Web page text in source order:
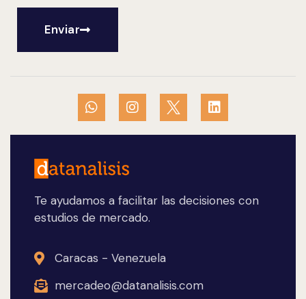
Te ayudamos a facilitar las decisiones con
estudios de mercado.
Caracas - Venezuela
mercadeo@datanalisis.com
Enviar